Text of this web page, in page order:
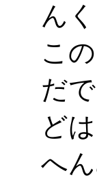
ん
こ
だ
ど
へ